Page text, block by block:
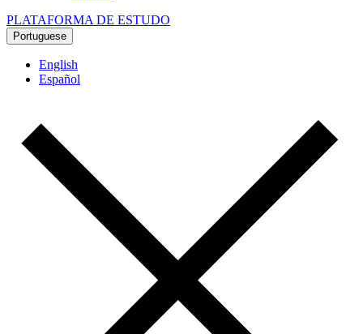
PLATAFORMA DE ESTUDO
Portuguese
English
Español